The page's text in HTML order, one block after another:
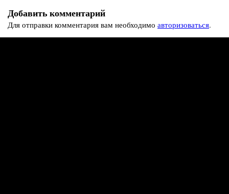
Добавить комментарий
Для отправки комментария вам необходимо авторизоваться.